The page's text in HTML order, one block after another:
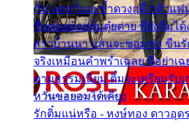
กัน แต่หวั่นจะช้ำดวงฤดี กลัวแ
ชื่อต๋อยต้อยตุ้มตุ๋ยต่าย พี่ยังลืมได้
สาวบ้านนา แสนจะซอมซ่อ ขืน
จริงเหมือนคำพร่ำเฉลย พี่อย่าเ
ตามธรรมเนียม ติ๋มจะเตรียมรับ
หวั่นขอยอมได้เคียง
รักติ๋มแน่หรือ - หงษ์ทอง ดาวอุด